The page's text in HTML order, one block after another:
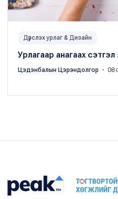
Дүрслэх урлаг & Дизайн
Урлагаар анагаах сэтгэл
Цэдэнбалын Цэрэндолгор ・ 08